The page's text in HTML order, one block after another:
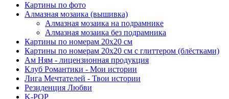
Картины по фото
Алмазная мозаика (вышивка)
Алмазная мозаика на подрамнике
Алмазная мозаика без подрамника
Картины по номерам 20х20 см
Картины по номерам 20х20 см с глиттером (блёстками)
Ам Ням - лицензионная продукция
Клуб Романтики - Мои истории
Лига Мечтателей - Твои истории
Резиденция Любви
K-POP